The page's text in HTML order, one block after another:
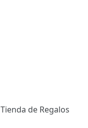
Tienda de Regalos